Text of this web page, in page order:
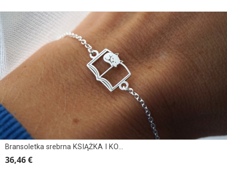
Bransoletka srebrna KSIĄŻKA I KOTEK
36,46 €